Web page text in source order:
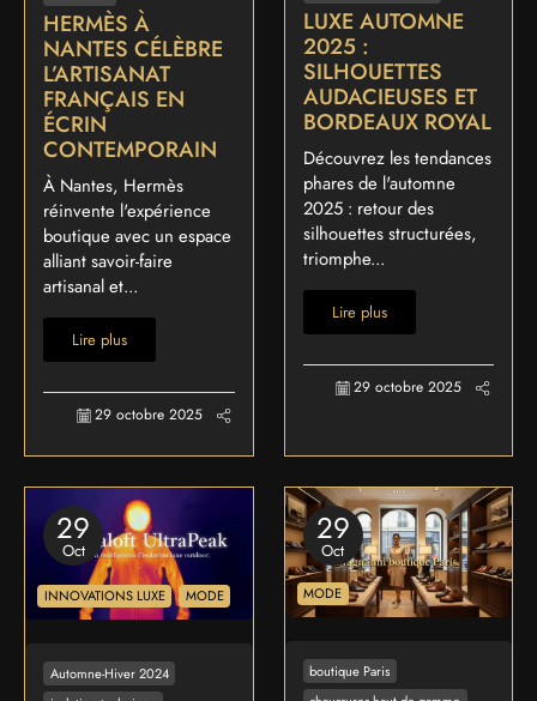
HERMÈS À
NANTES CÉLÈBRE
L’ARTISANAT
FRANÇAIS EN
ÉCRIN
CONTEMPORAIN
À Nantes, Hermès
réinvente l'expérience
boutique avec un espace
alliant savoir-faire
artisanal et...
Lire plus
29 octobre 2025
LUXE AUTOMNE
2025 :
SILHOUETTES
AUDACIEUSES ET
BORDEAUX ROYAL
Découvrez les tendances
phares de l'automne
2025 : retour des
silhouettes structurées,
triomphe...
Lire plus
29 octobre 2025
29
Oct
INNOVATIONS LUXE MODE
Automne-Hiver 2024
29
Oct
MODE
boutique Paris